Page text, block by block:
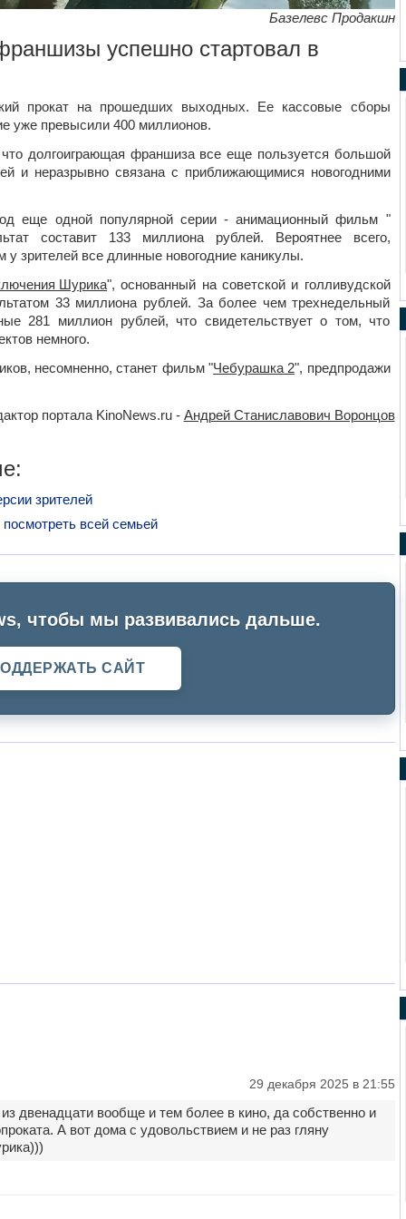
Базелевс Продакшн
успешно стартовал в
прокат на прошедших выходных. Ее кассовые сборы
уже превысили 400 миллионов.
долгоиграющая франшиза все еще пользуется большой
и неразрывно связана с приближающимися новогодними
еще одной популярной серии - анимационный фильм "
составит 133 миллиона рублей. Вероятнее всего,
зрителей все длинные новогодние каникулы.
Шурика", основанный на советской и голливудской
33 миллиона рублей. За более чем трехнедельный
281 миллион рублей, что свидетельствует о том, что
немного.
несомненно, станет фильм "Чебурашка 2", предпродажи
портала KinoNews.ru - Андрей Станиславович Воронцов
зрителей
всей семьей
чтобы мы развивались дальше.
САЙТ
29 декабря 2025 в 21:55
двенадцати вообще и тем более в кино, да собственно и
А вот дома с удовольствием и не раз гляну